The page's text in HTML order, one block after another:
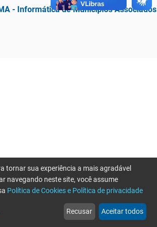
- Informática de Municípios Associados
web
Notícias
more_horiz
Mais
tornar sua experiência a mais agradável
navegando neste site, você assume
Política de Cookies e Política de privacidade
Recusar Aceitar todos
por favor tente novamente